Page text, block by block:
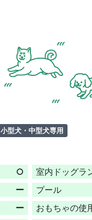
小型犬・中型犬専用
○ 室内ドッグラ
ー プール
ー おもちゃの使